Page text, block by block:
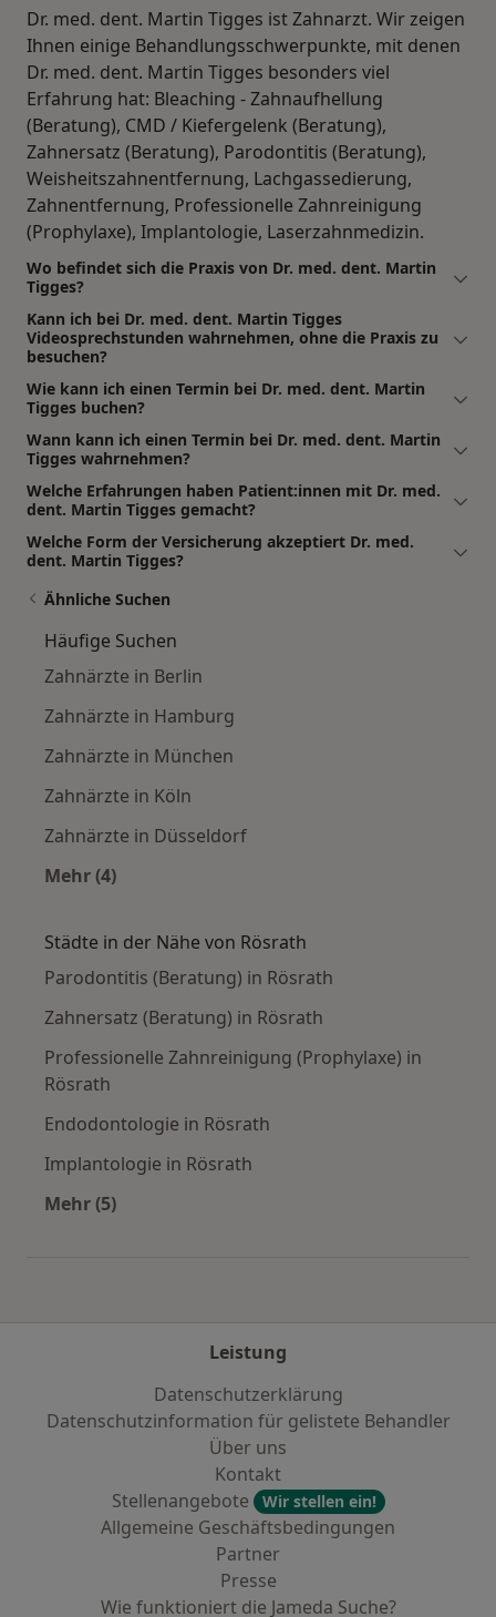
Dr. med. dent. Martin Tigges ist Zahnarzt. Wir zeigen
Ihnen einige Behandlungsschwerpunkte, mit denen
Dr. med. dent. Martin Tigges besonders viel
Erfahrung hat: Bleaching - Zahnaufhellung
(Beratung), CMD / Kiefergelenk (Beratung),
Zahnersatz (Beratung), Parodontitis (Beratung),
Weisheitszahnentfernung, Lachgassedierung,
Zahnentfernung, Professionelle Zahnreinigung
(Prophylaxe), Implantologie, Laserzahnmedizin.
Wo befindet sich die Praxis von Dr. med. dent. Martin
Tigges?
Kann ich bei Dr. med. dent. Martin Tigges
Videosprechstunden wahrnehmen, ohne die Praxis zu
besuchen?
Wie kann ich einen Termin bei Dr. med. dent. Martin
Tigges buchen?
Wann kann ich einen Termin bei Dr. med. dent. Martin
Tigges wahrnehmen?
Welche Erfahrungen haben Patient:innen mit Dr. med.
dent. Martin Tigges gemacht?
Welche Form der Versicherung akzeptiert Dr. med.
dent. Martin Tigges?
Ähnliche Suchen
Häufige Suchen
Zahnärzte in Berlin
Zahnärzte in Hamburg
Zahnärzte in München
Zahnärzte in Köln
Zahnärzte in Düsseldorf
Mehr (4)
Städte in der Nähe von Rösrath
Parodontitis (Beratung) in Rösrath
Zahnersatz (Beratung) in Rösrath
Professionelle Zahnreinigung (Prophylaxe) in
Rösrath
Endodontologie in Rösrath
Implantologie in Rösrath
Mehr (5)
Leistung
Datenschutzerklärung
Datenschutzinformation für gelistete Behandler
Über uns
Kontakt
Stellenangebote
Wir stellen ein!
Allgemeine Geschäftsbedingungen
Partner
Presse
Wie funktioniert die Jameda Suche?